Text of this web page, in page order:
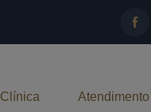
Clínica Atendimento